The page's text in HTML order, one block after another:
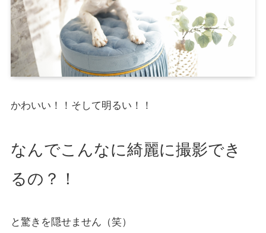
かわいい！！そして明るい！！
なんでこんなに綺麗に撮影でき
るの？！
と驚きを隠せません（笑）